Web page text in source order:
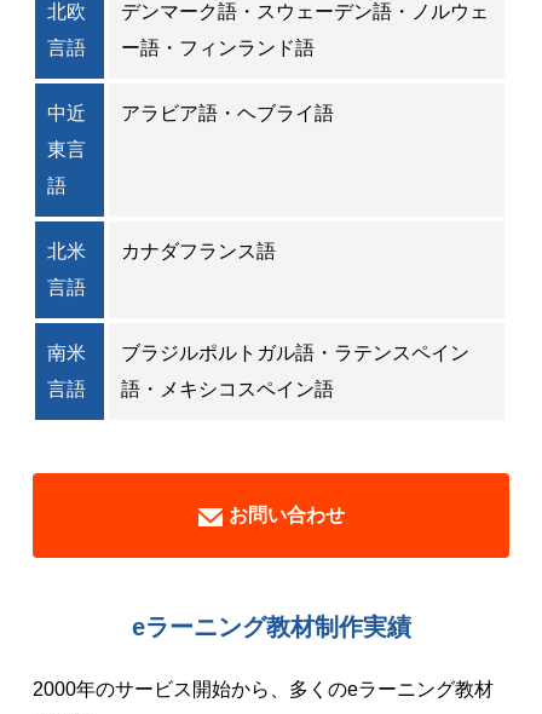
北欧
言語
デンマーク語・スウェーデン語・ノルウェ
ー語・フィンランド語
中近
東言
語
アラビア語・ヘブライ語
北米
言語
カナダフランス語
南米
言語
ブラジルポルトガル語・ラテンスペイン
語・メキシコスペイン語
お問い合わせ
eラーニング教材制作実績
2000年のサービス開始から、多くのeラーニング教材